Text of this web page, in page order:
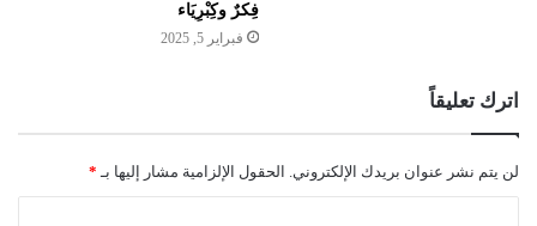
فِكرٌ وكِبْرِيَاء
فبراير 5, 2025
اترك تعليقاً
لن يتم نشر عنوان بريدك الإلكتروني. الحقول الإلزامية مشار إليها بـ *